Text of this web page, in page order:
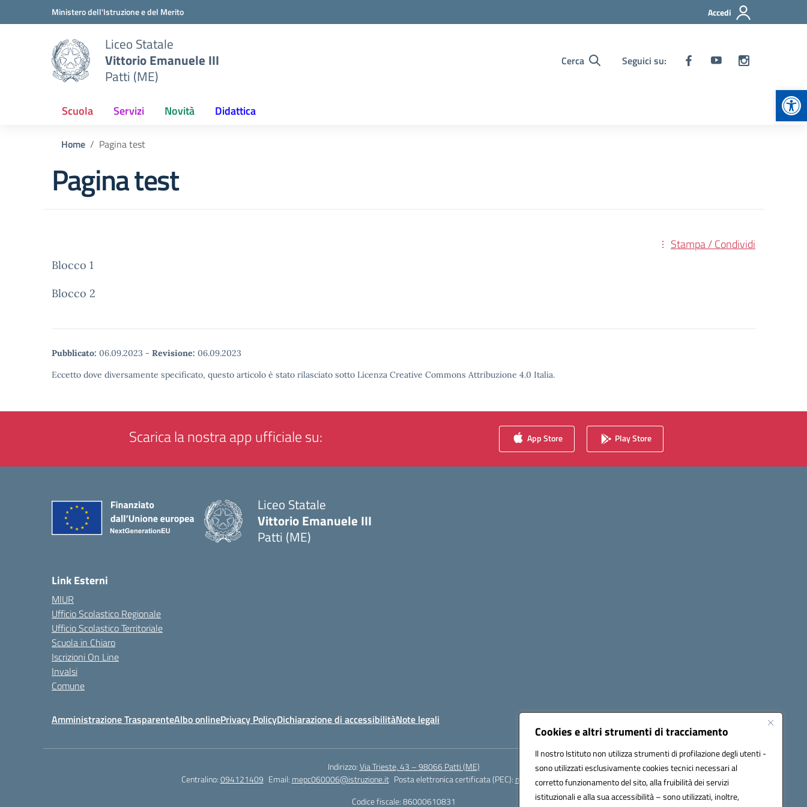
Cookies e altri strumenti di tracciamento
Il nostro Istituto non utilizza strumenti di profilazione degli utenti -
sono utilizzati esclusivamente cookies tecnici necessari al
corretto funzionamento del sito, alla fruibilità dei servizi
istituzionali e alla sua accessibilità – sono utilizzati, inoltre,
Vai ai contenuti
Vai al menu di navigazioneMinistero dell'Istruzione e del Merito Accedi
Liceo Statale
Vittorio Emanuele III
Patti (ME)
Cerca Seguici su:
Scuola Servizi Novità Didattica
Home Pagina test
Pagina test
Stampa / Condividi
Blocco 1
Blocco 2
Pubblicato: 06.09.2023 - Revisione: 06.09.2023
Eccetto dove diversamente specificato, questo articolo è stato rilasciato sotto Licenza Creative Commons Attribuzione 4.0 Italia.
Scarica la nostra app ufficiale su: App Store Play Store
Liceo Statale
Vittorio Emanuele III
Patti (ME)
Link Esterni
MIUR
Ufficio Scolastico Regionale
Ufficio Scolastico Territoriale
Scuola in Chiaro
Iscrizioni On Line
Invalsi
Comune
Amministrazione TrasparenteAlbo onlinePrivacy PolicyDichiarazione di accessibilitàNote legali Seguici su:
Indirizzo:Via Trieste, 43 – 98066 Patti (ME)
Centralino:094121409 Email: mepc060006@istruzione.it Posta elettronica certificata (PEC): mepc060006@pec.istruzione.it
Codice fiscale: 86000610831